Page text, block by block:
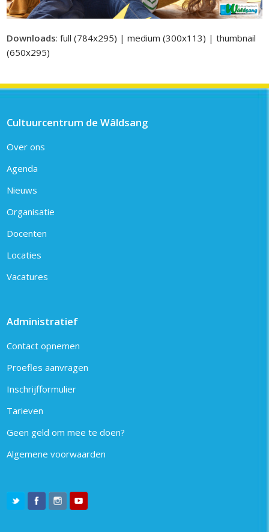
Downloads:full (784x295) |medium (300x113) |thumbnail
(650x295)
Cultuurcentrum de Wâldsang
Over ons
Agenda
Nieuws
Organisatie
Docenten
Locaties
Vacatures
Administratief
Contact opnemen
Proefles aanvragen
Inschrijfformulier
Tarieven
Geen geld om mee te doen?
Algemene voorwaarden